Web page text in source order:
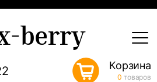
berry
Корзина
0 товаров